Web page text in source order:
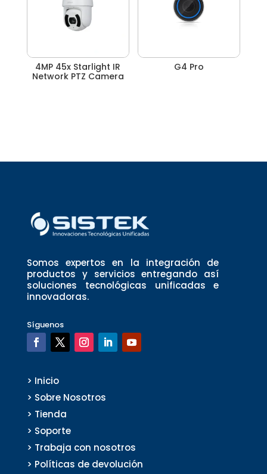
4MP 45x Starlight IR
Network PTZ Camera
G4 Pro
Somos expertos en la integración de
productos y servicios entregando así
soluciones tecnológicas unificadas e
innovadoras.
Síguenos
> Inicio
> Sobre Nosotros
> Tienda
> Soporte
> Trabaja con nosotros
> Políticas de devolución